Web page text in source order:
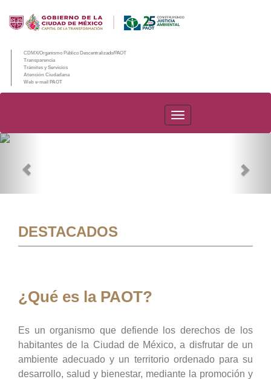
CDMX/Organismo Público Descentralizado/PAOT
Transparencia
Trámites y Servicios
Atención Ciudadana
Web e-mail PAOT
PAOT
DESTACADOS
¿Qué es la PAOT?
Es un organismo que defiende los derechos de los
habitantes de la Ciudad de México, a disfrutar de un
ambiente adecuado y un territorio ordenado para su
desarrollo, salud y bienestar, mediante la promoción y